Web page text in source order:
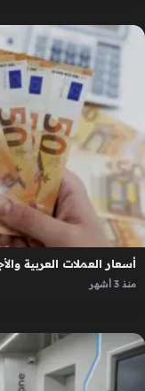
أسعار العملات العربية والأجنبية
منذ 3 أشهر